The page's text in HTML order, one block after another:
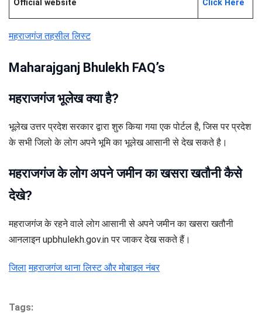
Official website Click Here
महराजगंज तहसील लिस्ट
Maharajganj Bhulekh FAQ’s
महराजगंज भूलेख क्या है?
भूलेख उत्तर प्रदेश सरकार द्वारा शुरु किया गया एक पोर्टल है, जिस पर प्रदेश
के सभी जिलो के लोग अपने भूमि का भूलेख आसानी से देख सकते है।
महराजगंज के लोग अपने जमीन का खसरा खतौनी कैसे
देखे?
महराजगंज के रहने वाले लोग आसानी से अपने जमीन का खसरा खतौनी
आनलाइन upbhulekh.gov.in पर जाकर देख सकते हैं।
जिला महराजगंज थाना लिस्ट और मोबाइल नंबर
Tags: